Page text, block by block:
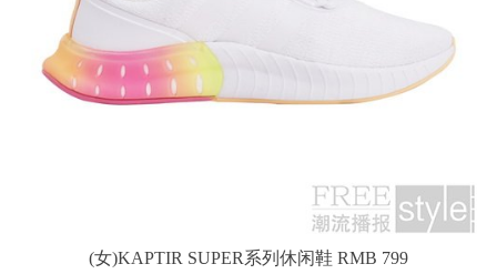
(女)KAPTIR SUPER系列休闲鞋 RMB 799